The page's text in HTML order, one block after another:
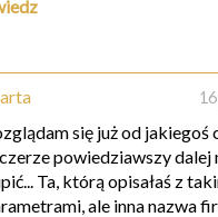
się już od jakiegoś
powiedziawszy dalej
Ta, którą opisałaś z
ale inna nazwa